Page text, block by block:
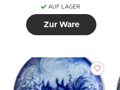
AUF LAGER
Zur Ware